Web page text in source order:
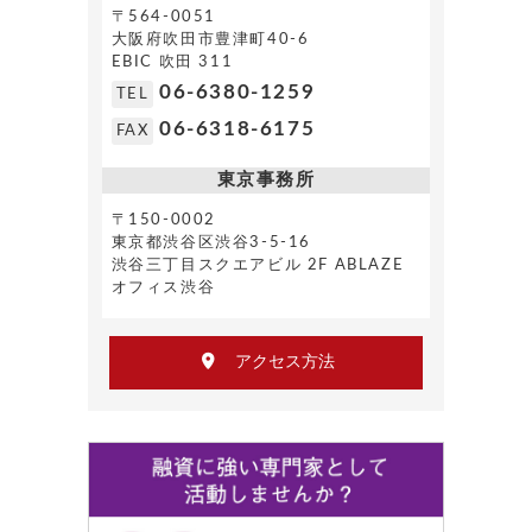
〒564-0051
大阪府吹田市豊津町40-6
EBIC 吹田 311
TEL 06-6380-1259
FAX 06-6318-6175
東京事務所
〒150-0002
東京都渋谷区渋谷3-5-16
渋谷三丁目スクエアビル 2F ABLAZE
オフィス渋谷
アクセス方法